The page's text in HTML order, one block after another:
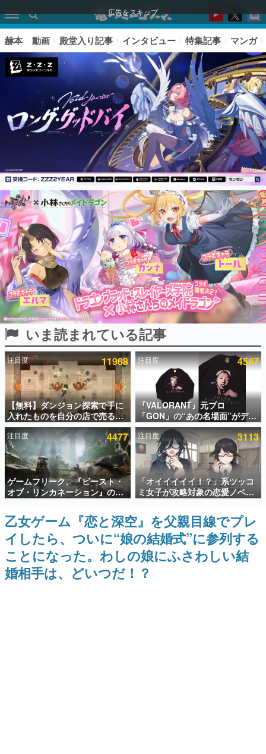
広告をスキップ
ピックアップ
電ファミのいま読まれている記事ランキング
アプリセール情報
インタビュー
連載・特集一覧
殿堂入り記事
SNS拡散数が数千以上！ ページビュー数万以上！ などな
ど。多くの人々に読まれた、電ファミ渾身の“殿堂入り”記
事をまとめました。
ゲームの企画書
名作ゲームクリエイターの方々に製作時のエピソードをお
聞きし、ヒットする企画（ゲーム）とは何か？を探ってい
きます。
赫本
この物語を解いてはいけない。『赫本』は、〈試験問題〉
の形をした短編ホラー小説集です。
新世代に訊く
これからのデジタルゲーム市場を担う若きクリエイター達
の姿を追い、彼らのルーツと情熱を探っていきます。
ゲーム世代の作家たち
ゲームに多大な影響を受けた作家さんに取材し、ゲームが
日本のコンテンツ産業やカルチャーに与えた影響を探る企
画です。
日本モバイルゲーム産業史
日本のモバイルゲーム史における主要なトピック・タイト
赫本 動画 殿堂入り記事 インタビュー 特集記事 マンガ
いま読まれている記事
注目度 11968
【無料】ダンジョン探索で手に
入れたものを自分の店で売るゲ
ーム『Moonlighter』がSteam
にて無料配布中！続編
『Moonlighter 2』の9月2日正
式リリースを記念したキャンペ
ーン
注目度 4587
『VALORANT』元プロ
「GON」の“あの名場面”がデザ
インされた新作グッズが本日8月
5日より期間限定で発売。Tシャ
ツやコインケース、アクキーな
どが全品受注生産で登場、過去
に発売したグッズの再販も
注目度 4477
ゲームフリーク、『ビースト・
オブ・リンカネーション』の継
続的なアプデ方針を表明。ユー
ザーからの意見を真摯に受け止
めて対応へ。修正パッチは約1週
間以内に配信される予定
注目度 3113
「オイイイイイ！？」系ツッコ
ミ女子が攻略対象の恋愛ノベル
ゲーム『美術部カノジョ』
Steamストアページが公開。
「お前らーそろそろ自重しろ
ー？＾＾」暗黒微笑の夢女子
や、萌え声不思議ちゃん女子と
青春を謳歌
乙女ゲーム『恋と深空』を父親目線でプレ
イしたら、ついに“娘の結婚式”に参列する
ことになった。わしの娘にふさわしい結
婚相手は、どいつだ！？